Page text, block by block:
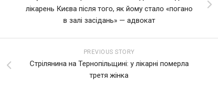
лікарень Києва після того, як йому стало «погано
в залі засідань» — адвокат
PREVIOUS STORY
Стрілянина на Тернопільщині: у лікарні померла
третя жінка